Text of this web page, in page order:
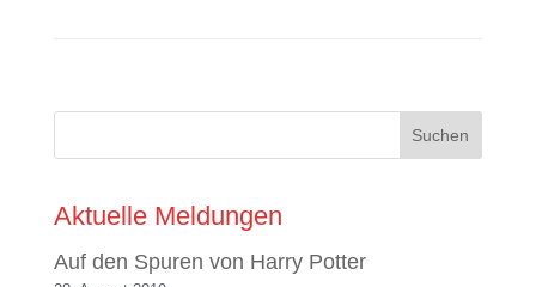
Aktuelle Meldungen
Auf den Spuren von Harry Potter